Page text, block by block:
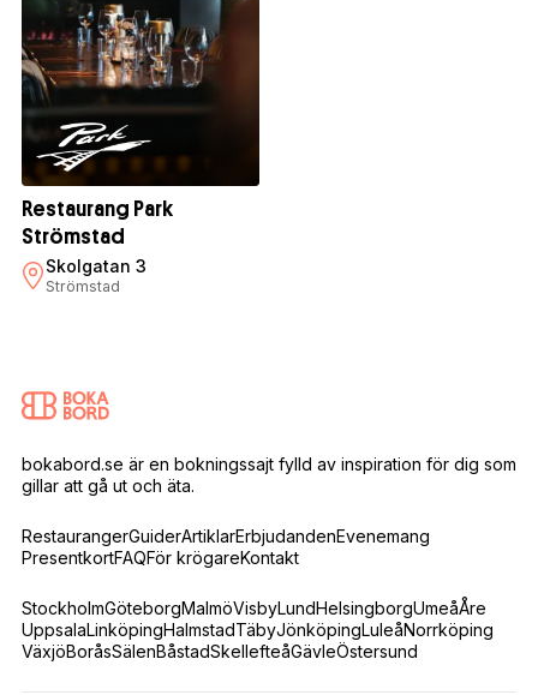
Restaurang Park
Strömstad
Skolgatan 3
Strömstad
bokabord.se är en bokningssajt fylld av inspiration för dig som
gillar att gå ut och äta.
RestaurangerGuiderArtiklarErbjudandenEvenemang
PresentkortFAQFör krögareKontakt
StockholmGöteborgMalmöVisbyLundHelsingborgUmeåÅre
UppsalaLinköpingHalmstadTäbyJönköpingLuleåNorrköping
VäxjöBoråsSälenBåstadSkellefteåGävleÖstersund